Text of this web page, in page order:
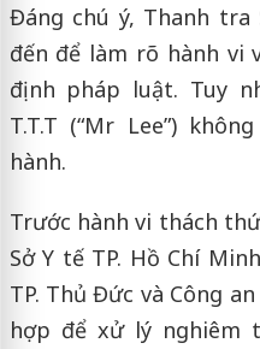
Đáng chú ý, Thanh
đến để làm rõ hành vi
định pháp luật. Tuy
T.T.T (“Mr Lee”)
hành.
Trước hành vi thách
Sở Y tế TP. Hồ Chí
TP. Thủ Đức và Công
hợp để xử lý nghiêm